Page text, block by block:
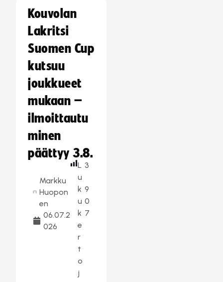
Kouvolan
Lakritsi
Suomen Cup
kutsuu
joukkueet
mukaan –
ilmoittautu
minen
päättyy 3.8.
Markku
Huopon
en
06.07.2
026
L
u
k
u
k
e
r
t
o
j
3
9
0
7